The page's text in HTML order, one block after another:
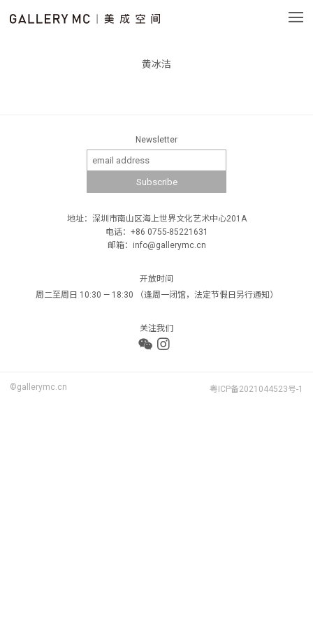
黄冰洁
Newsletter
地址：深圳市南山区海上世界文化艺术中心201A
电话：+86 0755-85221631
邮箱：info@gallerymc.cn
开放时间
周二至周日 10:30 — 18:30 （逢周一闭馆，法定节假日另行通知）
关注我们
©gallerymc.cn 粤ICP备2021044523号-1